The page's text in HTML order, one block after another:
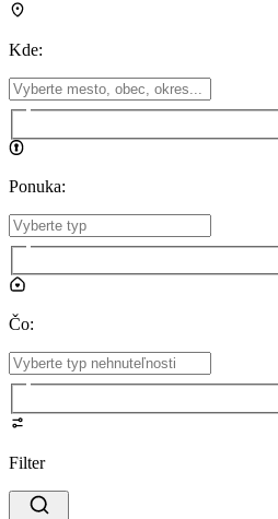
Kde:
Ponuka:
Čo:
Filter